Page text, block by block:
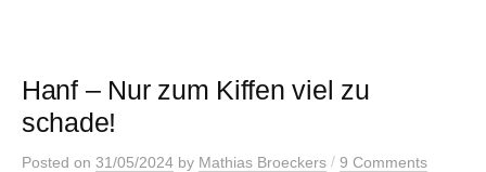
Hanf – Nur zum Kiffen viel zu
schade!
Posted on 31/05/2024 by Mathias Broeckers / 9 Comments